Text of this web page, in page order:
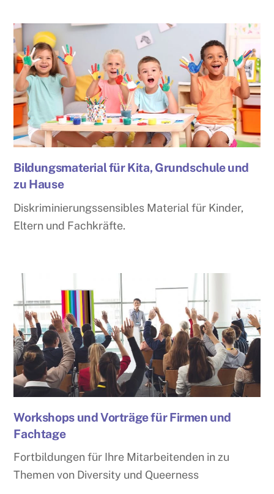
Bildungsmaterial für Kita, Grundschule und
zu Hause
Diskriminierungssensibles Material für Kinder,
Eltern und Fachkräfte.
Workshops und Vorträge für Firmen und
Fachtage
Fortbildungen für Ihre Mitarbeitenden in zu
Themen von Diversity und Queerness